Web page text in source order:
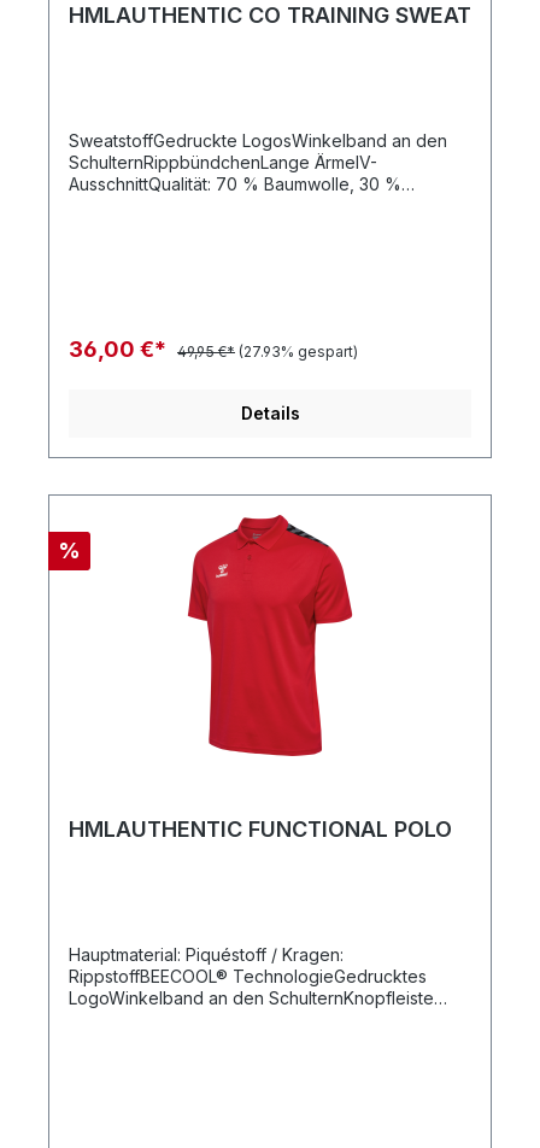
HMLAUTHENTIC CO TRAINING SWEAT
SweatstoffGedruckte LogosWinkelband an den
SchulternRippbündchenLange ÄrmelV-
AusschnittQualität: 70 % Baumwolle, 30 %
36,00 €* 49,95 €* (27.93% gespart)
Details
%
HMLAUTHENTIC FUNCTIONAL POLO
Hauptmaterial: Piquéstoff / Kragen:
RippstoffBEECOOL® TechnologieGedrucktes
LogoWinkelband an den SchulternKnopfleiste